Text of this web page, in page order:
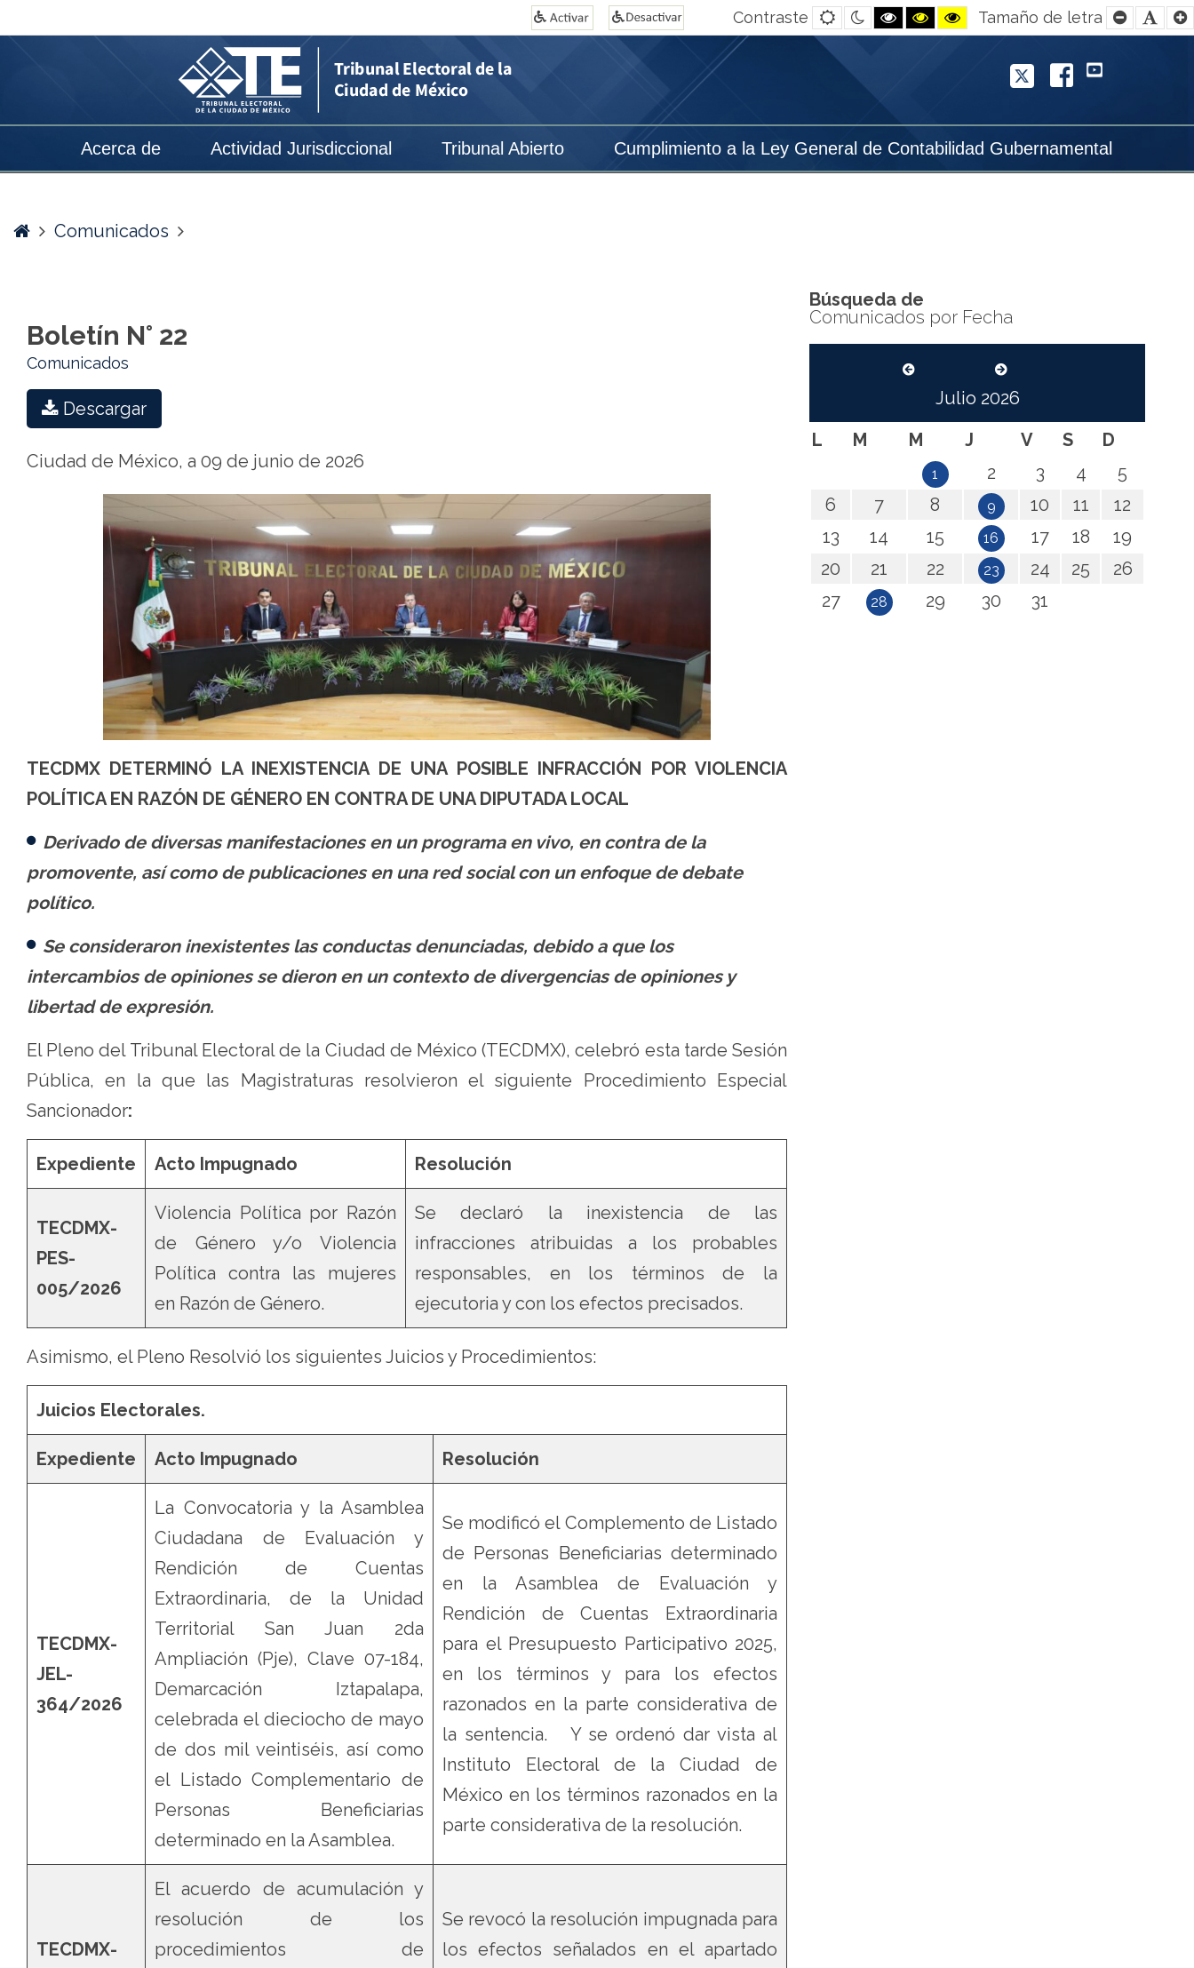
Electoral
Contraste
Default
contrast
Night
contrast
Black
and
Black
and
Yellow
and
contrast
Tamaño de letra
Smaller
FontFont
Acerca de Actividad Jurisdiccional Tribunal Abierto Cumplimiento a la Ley General de Contabilidad Gubernamental
Twitter
Facebook
YouTube
HomeComunicados
Boletín N° 22
Comunicados
Descargar
Ciudad de México, a 09 de junio de 2026
TECDMX DETERMINÓ LA INEXISTENCIA DE UNA POSIBLE INFRACCIÓN POR VIOLENCIA
POLÍTICA EN RAZÓN DE GÉNERO EN CONTRA DE UNA DIPUTADA LOCAL
Derivado de diversas manifestaciones en un programa en vivo, en contra de la
promovente, así como de publicaciones en una red social con un enfoque de debate
político.
Se consideraron inexistentes las conductas denunciadas, debido a que los
intercambios de opiniones se dieron en un contexto de divergencias de opiniones y
libertad de expresión.
El Pleno del Tribunal Electoral de la Ciudad de México (TECDMX), celebró esta tarde Sesión
Pública, en la que las Magistraturas resolvieron el siguiente Procedimiento Especial
Sancionador:
Expediente Acto Impugnado Resolución
TECDMX-
PES-
005/2026
Violencia Política por Razón
de Género y/o Violencia
Política contra las mujeres
en Razón de Género.
Se declaró la inexistencia de las
infracciones atribuidas a los probables
responsables, en los términos de la
ejecutoria y con los efectos precisados.
Asimismo, el Pleno Resolvió los siguientes Juicios y Procedimientos:
Juicios Electorales.
Expediente Acto Impugnado Resolución
TECDMX-
JEL-
364/2026
La Convocatoria y la Asamblea
Ciudadana de Evaluación y
Rendición de Cuentas
Extraordinaria, de la Unidad
Territorial San Juan 2da
Ampliación (Pje), Clave 07-184,
Demarcación Iztapalapa,
celebrada el dieciocho de mayo
de dos mil veintiséis, así como
el Listado Complementario de
Personas Beneficiarias
determinado en la Asamblea.
Se modificó el Complemento de Listado
de Personas Beneficiarias determinado
en la Asamblea de Evaluación y
Rendición de Cuentas Extraordinaria
para el Presupuesto Participativo 2025,
en los términos y para los efectos
razonados en la parte considerativa de
la sentencia. Y se ordenó dar vista al
Instituto Electoral de la Ciudad de
México en los términos razonados en la
parte considerativa de la resolución.
TECDMX-
El acuerdo de acumulación y
resolución de los
procedimientos de
Se revocó la resolución impugnada para
los efectos señalados en el apartado
Búsqueda de
Comunicados por Fecha
Julio 2026
L
M M J V S D
1 2 3 4
5
6
7 8 9 10 11
12
13
14 15 16 17 18
19
20
21 22 23 24 25
26
27
28 29 30 31